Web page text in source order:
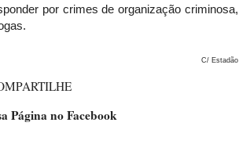
por crimes de organização criminosa,
C/ Estadão
Página no Facebook